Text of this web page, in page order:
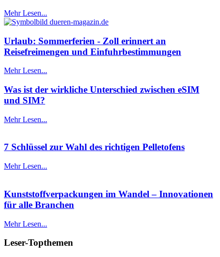
Mehr Lesen...
Urlaub: Sommerferien - Zoll erinnert an
Reisefreimengen und Einfuhrbestimmungen
Mehr Lesen...
Was ist der wirkliche Unterschied zwischen eSIM
und SIM?
Mehr Lesen...
7 Schlüssel zur Wahl des richtigen Pelletofens
Mehr Lesen...
Kunststoffverpackungen im Wandel – Innovationen
für alle Branchen
Mehr Lesen...
Leser-Topthemen